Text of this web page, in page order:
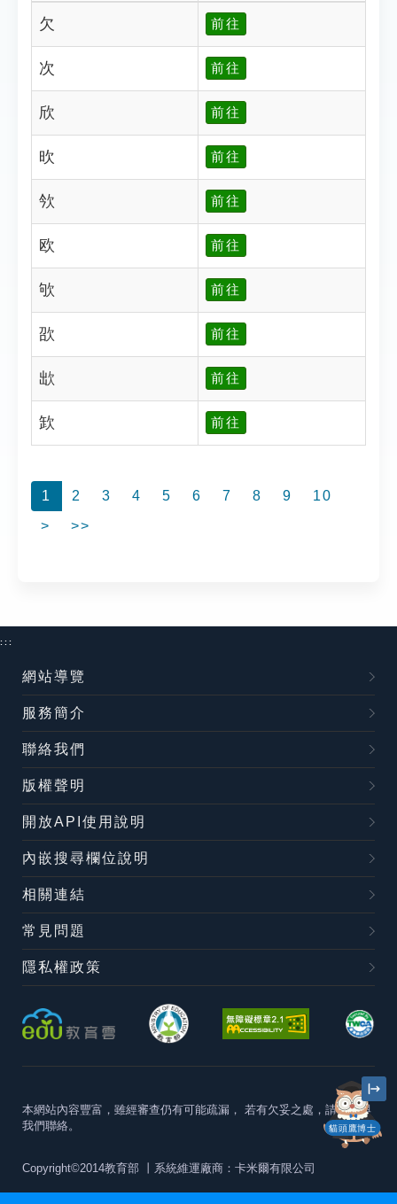
欠 前往
次 前往
欣 前往
欥 前往
欦 前往
欧 前往
欨 前往
欩 前往
欪 前往
欫 前往
1 2 3 4 5 6 7 8 9
10
>
>>
貓頭鷹博士
:::
網站導覽
服務簡介
聯絡我們
版權聲明
開放API使用說明
內嵌搜尋欄位說明
相關連結
常見問題
隱私權政策
本網站內容豐富，雖經審查仍有可能疏漏， 若有欠妥之處，請隨時與
我們聯絡。
Copyright©2014教育部 丨系統維運廠商：卡米爾有限公司